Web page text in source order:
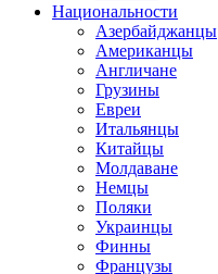
Национальности
Азербайджанцы
Американцы
Англичане
Грузины
Евреи
Итальянцы
Китайцы
Молдаване
Немцы
Поляки
Украинцы
Финны
Французы